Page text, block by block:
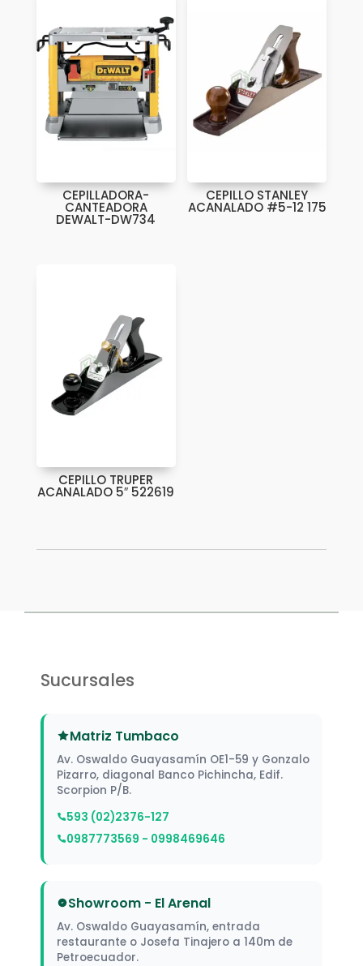
CEPILLADORA-
CANTEADORA
DEWALT-DW734
CEPILLO STANLEY
ACANALADO #5-12 175
CEPILLO TRUPER
ACANALADO 5″ 522619
Sucursales
Matriz Tumbaco
Av. Oswaldo Guayasamín OE1-59 y Gonzalo
Pizarro, diagonal Banco Pichincha, Edif.
Scorpion P/B.
593 (02)2376-127
0987773569 - 0998469646
Showroom - El Arenal
Av. Oswaldo Guayasamín, entrada
restaurante o Josefa Tinajero a 140m de
Petroecuador.